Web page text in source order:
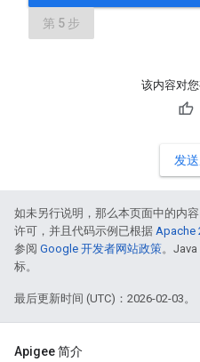
第 5 步
该内容对
发
如未另行说明，那么本页面中的内
许可，并且代码示例已根据 Apache
参阅 Google 开发者网站政策。
标。
最后更新时间 (UTC)：2026-02-03。
Apigee 简介